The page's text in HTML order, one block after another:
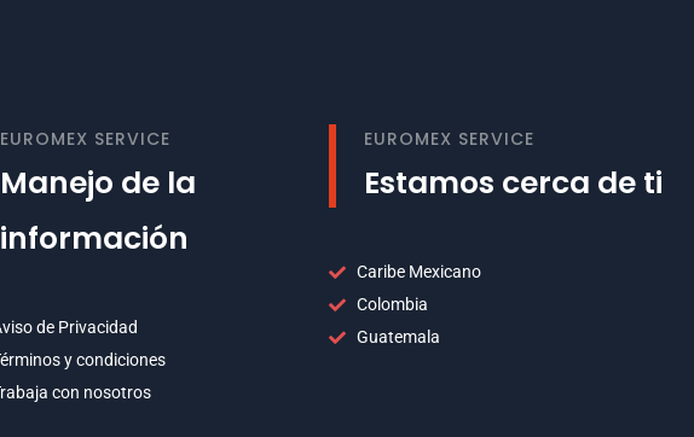
EUROMEX SERVICE
Manejo de la
información
de Privacidad
y condiciones
con nosotros
EUROMEX SERVICE
Estamos cerca de ti
Caribe Mexicano
Colombia
Guatemala